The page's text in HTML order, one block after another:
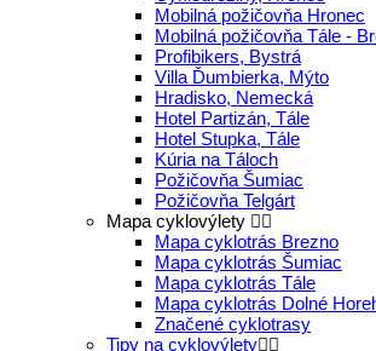
Mobilná požičovňa Hronec
Mobilná požičovňa Tále -
Profibikers, Bystrá
Villa Ďumbierka, Mýto
Hradisko, Nemecká
Hotel Partizán, Tále
Hotel Stupka, Tále
Kúria na Táloch
Požičovňa Šumiac
Požičovňa Telgárt
Mapa cyklovýlety
Mapa cyklotrás Brezno
Mapa cyklotrás Šumiac
Mapa cyklotrás Tále
Mapa cyklotrás Dolné
Značené cyklotrasy
Tipy na cyklovýlety